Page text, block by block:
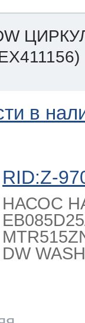
в
RID:Z-
НАСОС
DW